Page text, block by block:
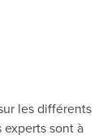
les différents
experts sont à